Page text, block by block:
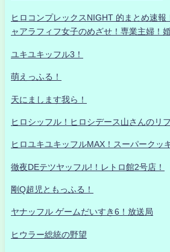
ヒロコンプレックスNIGHT 的まとめ速報
ャアラフィフ女子のめざせ！専業主婦！
ユキユキッフル3！
萌えっふる！
天にまします我ら！
ヒロシッフル！ヒロシデース山さんのリ
ヒロユキユキッフルMAX！スーパークッ
徹夜DEテツヤッフル!！レトロ館2号店！
剛Q超児ともっふる！
ヤナッフル ゲームだいすき6！放送局
ヒウラー総統の野望